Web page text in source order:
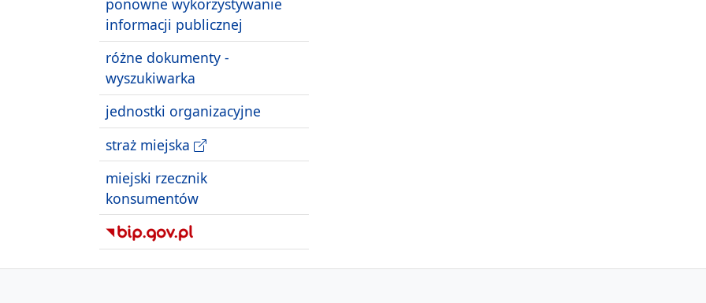
ponowne wykorzystywanie
informacji publicznej
różne dokumenty -
wyszukiwarka
jednostki organizacyjne
straż miejska
miejski rzecznik
konsumentów